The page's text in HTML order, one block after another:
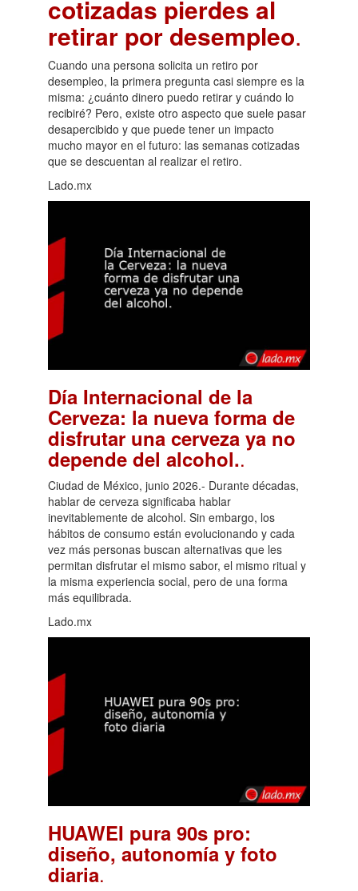
cotizadas pierdes al
retirar por desempleo.
Cuando una persona solicita un retiro por
desempleo, la primera pregunta casi siempre es la
misma: ¿cuánto dinero puedo retirar y cuándo lo
recibiré? Pero, existe otro aspecto que suele pasar
desapercibido y que puede tener un impacto
mucho mayor en el futuro: las semanas cotizadas
que se descuentan al realizar el retiro.
Lado.mx
Día Internacional de la
Cerveza: la nueva forma de
disfrutar una cerveza ya no
depende del alcohol..
Ciudad de México, junio 2026.- Durante décadas,
hablar de cerveza significaba hablar
inevitablemente de alcohol. Sin embargo, los
hábitos de consumo están evolucionando y cada
vez más personas buscan alternativas que les
permitan disfrutar el mismo sabor, el mismo ritual y
la misma experiencia social, pero de una forma
más equilibrada.
Lado.mx
HUAWEI pura 90s pro:
diseño, autonomía y foto
diaria.